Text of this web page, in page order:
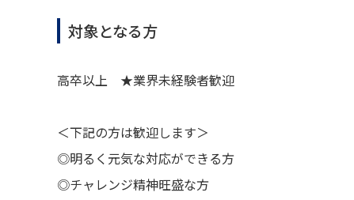
対象となる方
高卒以上 ★業界未経験者歓迎
＜下記の方は歓迎します＞
◎明るく元気な対応ができる方
◎チャレンジ精神旺盛な方